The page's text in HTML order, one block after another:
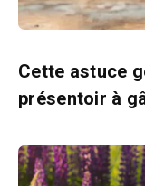
Cette astuce
présentoir à